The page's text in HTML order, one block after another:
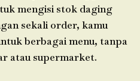
mengisi stok daging
sekali order, kamu
berbagai menu, tanpa
atau supermarket.